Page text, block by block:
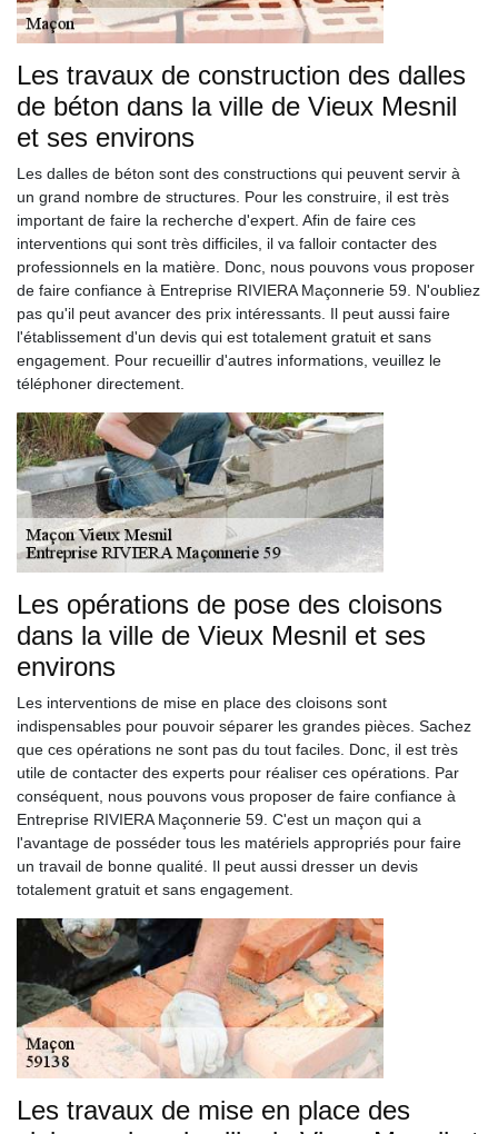
Les travaux de construction des dalles
de béton dans la ville de Vieux Mesnil
et ses environs
Les dalles de béton sont des constructions qui peuvent servir à
un grand nombre de structures. Pour les construire, il est très
important de faire la recherche d'expert. Afin de faire ces
interventions qui sont très difficiles, il va falloir contacter des
professionnels en la matière. Donc, nous pouvons vous proposer
de faire confiance à Entreprise RIVIERA Maçonnerie 59. N'oubliez
pas qu'il peut avancer des prix intéressants. Il peut aussi faire
l'établissement d'un devis qui est totalement gratuit et sans
engagement. Pour recueillir d'autres informations, veuillez le
téléphoner directement.
Les opérations de pose des cloisons
dans la ville de Vieux Mesnil et ses
environs
Les interventions de mise en place des cloisons sont
indispensables pour pouvoir séparer les grandes pièces. Sachez
que ces opérations ne sont pas du tout faciles. Donc, il est très
utile de contacter des experts pour réaliser ces opérations. Par
conséquent, nous pouvons vous proposer de faire confiance à
Entreprise RIVIERA Maçonnerie 59. C'est un maçon qui a
l'avantage de posséder tous les matériels appropriés pour faire
un travail de bonne qualité. Il peut aussi dresser un devis
totalement gratuit et sans engagement.
Les travaux de mise en place des